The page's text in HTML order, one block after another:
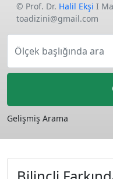
© Prof. Dr. Halil Ekşi I
toadizini@gmail.com
Ölçek başlığında ara
Gelişmiş Arama